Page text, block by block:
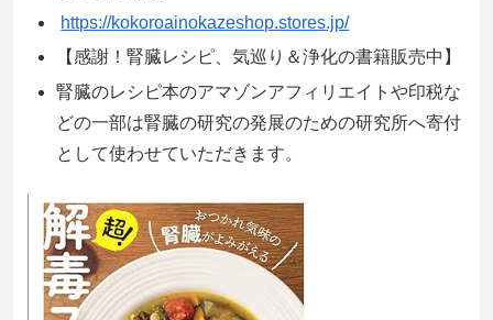
https://kokoroainokazeshop.stores.jp/
【感謝！腎臓レシピ、気巡り＆浄化の書籍販売中】
腎臓のレシピ本のアマゾンアフィリエイトや印税な
どの一部は腎臓の研究の発展のための研究所へ寄付
として使わせていただきます。